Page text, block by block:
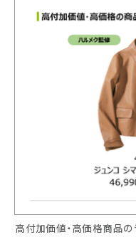
高付加価値・高価格商品の